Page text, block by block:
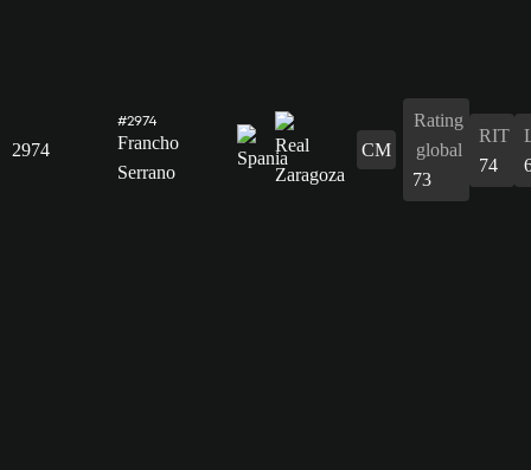
2974
#2974
Francho
Serrano
CM
Rating
global
73
RIT
74